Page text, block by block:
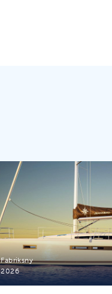
Fabriksny
2026